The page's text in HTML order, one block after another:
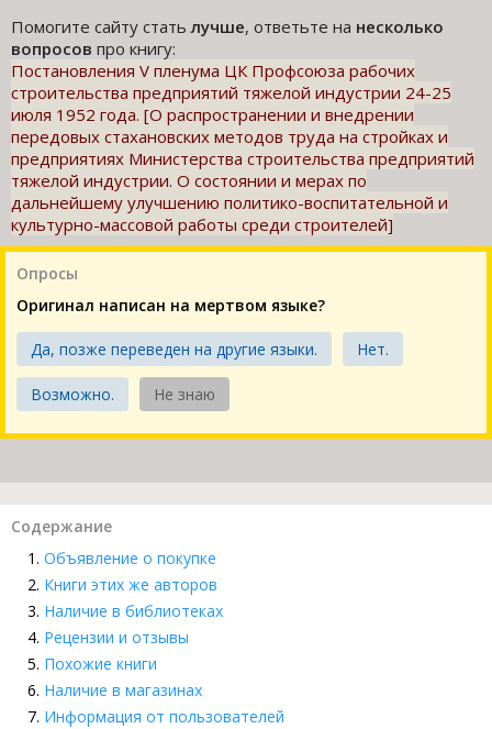
Помогите сайту статьлучше, ответьте на несколько
вопросов про книгу:
Постановления V пленума ЦК Профсоюза рабочих
строительства предприятий тяжелой индустрии 24-25
июля 1952 года. [О распространении и внедрении
передовых стахановских методов труда на стройках и
предприятиях Министерства строительства предприятий
тяжелой индустрии. О состоянии и мерах по
дальнейшему улучшению политико-воспитательной и
культурно-массовой работы среди строителей]
Опросы
Оригинал написан на мертвом языке?
Да, позже переведен на другие языки. Нет.
Возможно. Не знаю
Содержание
Объявление о покупке
Книги этих же авторов
Наличие в библиотеках
Рецензии и отзывы
Похожие книги
Наличие в магазинах
Информация от пользователей